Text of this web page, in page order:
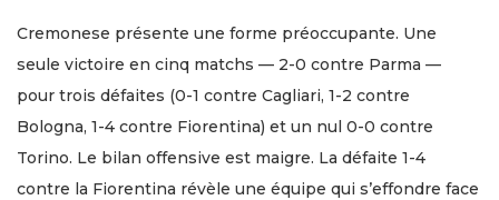
Cremonese présente une forme préoccupante. Une
seule victoire en cinq matchs — 2-0 contre Parma —
pour trois défaites (0-1 contre Cagliari, 1-2 contre
Bologna, 1-4 contre Fiorentina) et un nul 0-0 contre
Torino. Le bilan offensive est maigre. La défaite 1-4
contre la Fiorentina révèle une équipe qui s’effondre face